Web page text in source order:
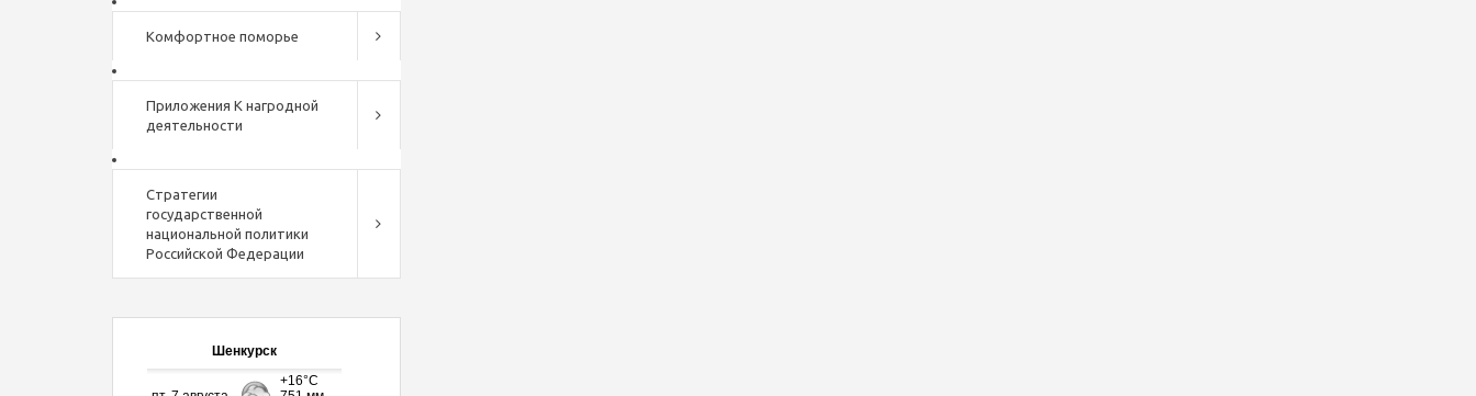
Комфортное поморье
Приложения К нагродной
деятельности
Стратегии
государственной
национальной политики
Российской Федерации
Шенкурск